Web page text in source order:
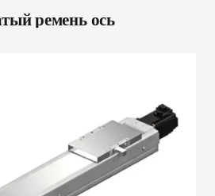
ремень ось